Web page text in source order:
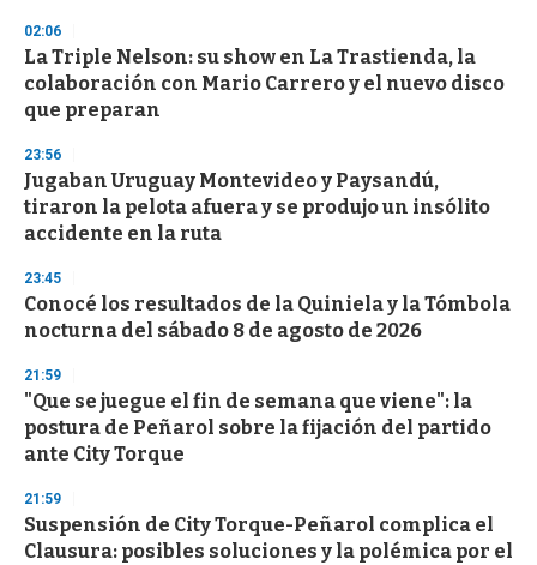
02:06
La Triple Nelson: su show en La Trastienda, la
colaboración con Mario Carrero y el nuevo disco
que preparan
23:56
Jugaban Uruguay Montevideo y Paysandú,
tiraron la pelota afuera y se produjo un insólito
accidente en la ruta
23:45
Conocé los resultados de la Quiniela y la Tómbola
nocturna del sábado 8 de agosto de 2026
21:59
"Que se juegue el fin de semana que viene": la
postura de Peñarol sobre la fijación del partido
ante City Torque
21:59
Suspensión de City Torque-Peñarol complica el
Clausura: posibles soluciones y la polémica por el